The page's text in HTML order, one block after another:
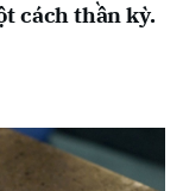
cách thần kỳ.